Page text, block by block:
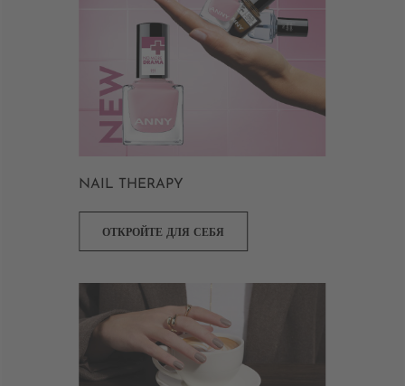
NAIL THERAPY
ОТКРОЙТЕ ДЛЯ СЕБЯ